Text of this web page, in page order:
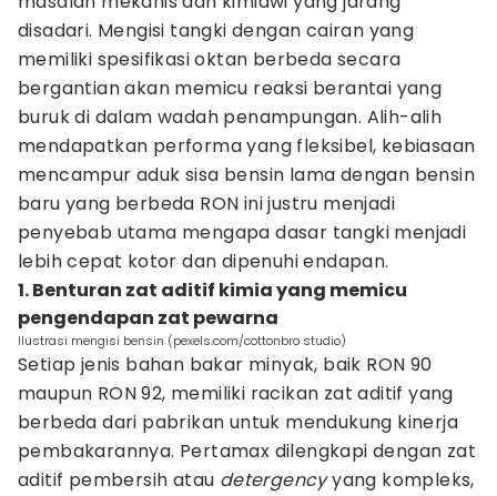
disadari. Mengisi tangki dengan cairan yang
memiliki spesifikasi oktan berbeda secara
bergantian akan memicu reaksi berantai yang
buruk di dalam wadah penampungan. Alih-alih
mendapatkan performa yang fleksibel, kebiasaan
mencampur aduk sisa bensin lama dengan bensin
baru yang berbeda RON ini justru menjadi
penyebab utama mengapa dasar tangki menjadi
lebih cepat kotor dan dipenuhi endapan.
1. Benturan zat aditif kimia yang memicu
pengendapan zat pewarna
Ilustrasi mengisi bensin (pexels.com/cottonbro studio)
Setiap jenis bahan bakar minyak, baik RON 90
maupun RON 92, memiliki racikan zat aditif yang
berbeda dari pabrikan untuk mendukung kinerja
pembakarannya. Pertamax dilengkapi dengan zat
aditif pembersih atau detergencyyang kompleks,